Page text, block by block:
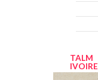
TALM
IVOIRE